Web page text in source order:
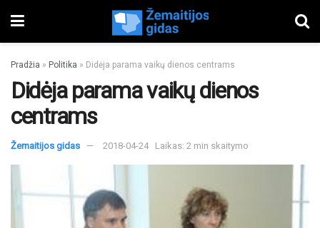
Pradžia » Politika » Didėja parama vaikų dienos centrams
Didėja parama vaikų dienos
centrams
Žemaitijos gidas 2018-04-24 Laikas: 2 min skaitymo